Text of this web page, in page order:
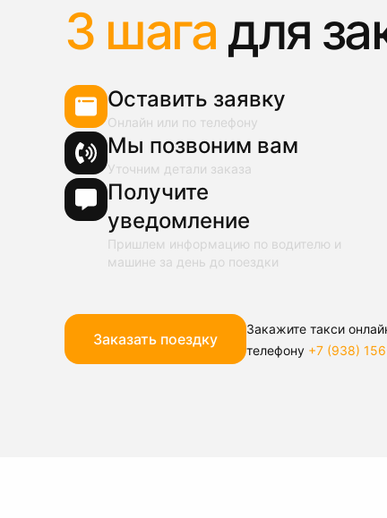
3 шага для
Оставить заявку
Онлайн или по телефону
Мы позвоним вам
Уточним детали заказа
Получите
уведомление
Пришлем информацию по водителю и
машине за день до поездки
Заказать поездку
Закажите такси
телефону +7 (938)